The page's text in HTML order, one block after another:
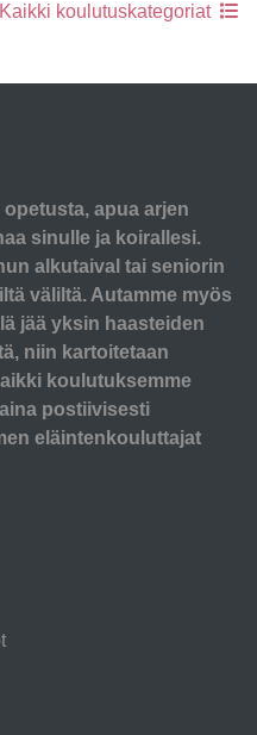
Kaikki koulutuskategoriat
apua arjen
sinulle ja koirallesi.
alkutaival tai seniorin
väliltä. Autamme myös
jää yksin haasteiden
niin kartoitetaan
koulutuksemme
postiivisesti
eläintenkouluttajat